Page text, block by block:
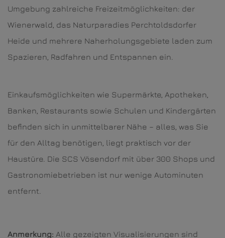
Umgebung zahlreiche Freizeitmöglichkeiten: der
Wienerwald, das Naturparadies Perchtoldsdorfer
Heide und mehrere Naherholungsgebiete laden zum
Spazieren, Radfahren und Entspannen ein.
Einkaufsmöglichkeiten wie Supermärkte, Apotheken,
Banken, Restaurants sowie Schulen und Kindergärten
befinden sich in unmittelbarer Nähe – alles, was Sie
für den Alltag benötigen, liegt praktisch vor der
Haustüre. Die SCS Vösendorf mit über 300 Shops und
Gastronomiebetrieben ist nur wenige Autominuten
entfernt.
Anmerkung: Alle gezeigten Visualisierungen sind